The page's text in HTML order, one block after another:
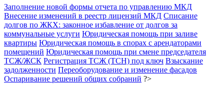
Заполнение новой формы отчета по управлению МКД
Внесение изменений в реестр лицензий МКД Списание
долгов по ЖКХ: законное избавление от долгов за
коммунальные услуги Юридическая помощь при заливе
квартиры Юридическая помощь в спорах с арендаторами
помещений Юридическая помощь при смене председателя
ТСЖ/ЖСК Регистрация ТСЖ (ТСН) под ключ Взыскание
задолженности Переоборудование и изменение фасадов
Оспаривание решений общих собраний ?>